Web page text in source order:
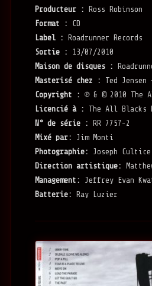
Producteur :
Ross Robinson
Format :
CD
Label :
Roadrunner Records
Sortie :
13/07/2010
Maison de disques :
Masterisé chez :
Ted
Copyright : ℗ & © 2010 The
Licencié à :
The All Blacks
N° de série :
RR 7757-2
Mixé par:
Jim Monti
Photographie:
Joseph Cultice
Direction artistique:
Management:
Jeffrey Evan
Batterie:
Ray Luzier